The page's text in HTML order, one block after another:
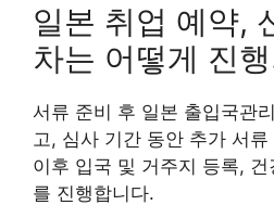
일본 취업 예약,
차는 어떻게 진
서류 준비 후 일본 출입국관
고, 심사 기간 동안 추가 서
이후 입국 및 거주지 등록,
를 진행합니다.